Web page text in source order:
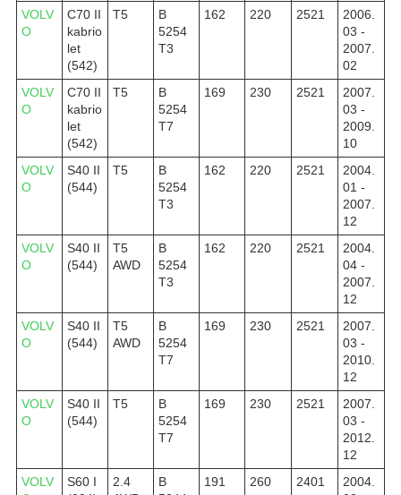
VOLV
O
C70 II
kabrio
let
(542)
T5
B
5254
T3
162 220 2521
2006.
03 -
2007.
02
VOLV
O
C70 II
kabrio
let
(542)
T5
B
5254
T7
169 230 2521
2007.
03 -
2009.
10
VOLV
O
S40 II
(544)
T5
B
5254
T3
162 220 2521
2004.
01 -
2007.
12
VOLV
O
S40 II
(544)
T5
AWD
B
5254
T3
162 220 2521
2004.
04 -
2007.
12
VOLV
O
S40 II
(544)
T5
AWD
B
5254
T7
169 230 2521
2007.
03 -
2010.
12
VOLV
O
S40 II
(544)
T5
B
5254
T7
169 230 2521
2007.
03 -
2012.
12
VOLV
S60 I
2.4
B
191 260 2401
2004.